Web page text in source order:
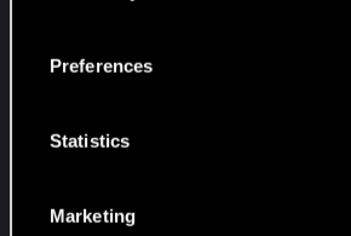
Preferences
Statistics
Marketing
ないことがある
・マンティスブレードのムダな
タナの首チョンパはマシなのに…）
の？